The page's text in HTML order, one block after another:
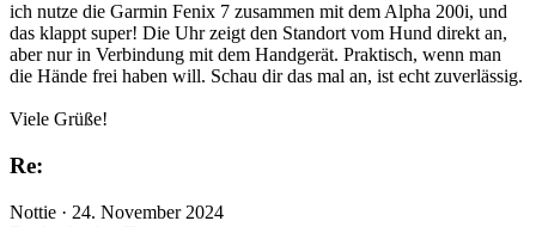
ich nutze die Garmin Fenix 7 zusammen mit dem Alpha 200i, und
das klappt super! Die Uhr zeigt den Standort vom Hund direkt an,
aber nur in Verbindung mit dem Handgerät. Praktisch, wenn man
die Hände frei haben will. Schau dir das mal an, ist echt zuverlässig.
Viele Grüße!
Re:
Nottie · 24. November 2024